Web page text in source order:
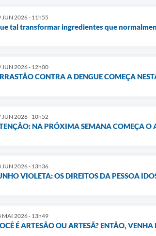
JUN 2026 - 11h55
tal transformar ingredientes que
JUN 2026 - 12h00
CONTRA A DENGUE COMEÇA
JUN 2026 - 10h52
NA PRÓXIMA SEMANA COMEÇA O
JUN 2026 - 13h36
VIOLETA: OS DIREITOS DA PESSOA
MAI 2026 - 13h49
É ARTESÃO OU ARTESÃ? ENTÃO,